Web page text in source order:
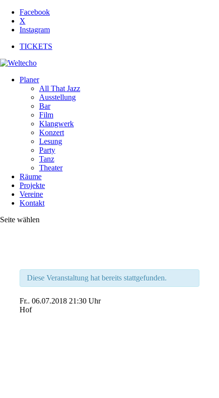
Facebook
X
Instagram
TICKETS
Planer
All That Jazz
Ausstellung
Bar
Film
Klangwerk
Konzert
Lesung
Party
Tanz
Theater
Räume
Projekte
Vereine
Kontakt
Seite wählen
Diese Veranstaltung hat bereits stattgefunden.
Fr.. 06.07.2018 21:30 Uhr
Hof